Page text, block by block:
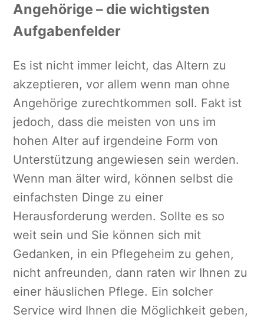
Angehörige – die wichtigsten
Aufgabenfelder
Es ist nicht immer leicht, das Altern zu
akzeptieren, vor allem wenn man ohne
Angehörige zurechtkommen soll. Fakt ist
jedoch, dass die meisten von uns im
hohen Alter auf irgendeine Form von
Unterstützung angewiesen sein werden.
Wenn man älter wird, können selbst die
einfachsten Dinge zu einer
Herausforderung werden. Sollte es so
weit sein und Sie können sich mit
Gedanken, in ein Pflegeheim zu gehen,
nicht anfreunden, dann raten wir Ihnen zu
einer häuslichen Pflege. Ein solcher
Service wird Ihnen die Möglichkeit geben,